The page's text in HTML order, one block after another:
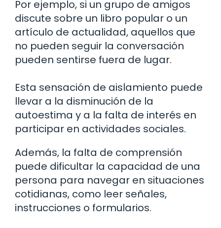
Por ejemplo, si un grupo de amigos
discute sobre un libro popular o un
artículo de actualidad, aquellos que
no pueden seguir la conversación
pueden sentirse fuera de lugar.
Esta sensación de aislamiento puede
llevar a la disminución de la
autoestima y a la falta de interés en
participar en actividades sociales.
Además, la falta de comprensión
puede dificultar la capacidad de una
persona para navegar en situaciones
cotidianas, como leer señales,
instrucciones o formularios.